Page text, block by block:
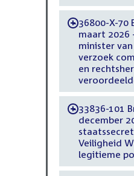
-36800-X-70
maart 2026
minister
verzoek
en
-33836-101
december
Veiligheid
legitieme